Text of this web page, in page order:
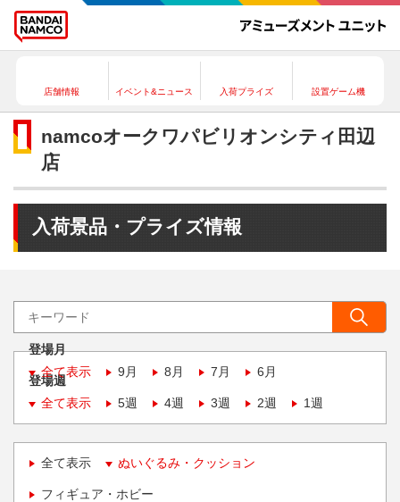
店舗情報 イベント&ニュース 入荷プライズ 設置ゲーム機
namcoオークワパビリオンシティ田辺
店
入荷景品・プライズ情報
登場月
全て表示
9月 8月 7月 6月
登場週
全て表示
5週 4週 3週 2週 1週
全て表示 ぬいぐるみ・クッション
フィギュア・ホビー